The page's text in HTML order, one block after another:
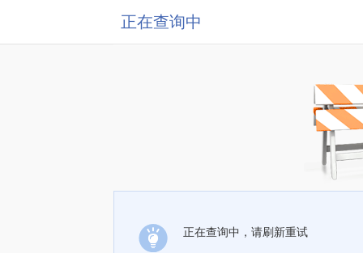
正在查询中
正在查询中，请刷新重试